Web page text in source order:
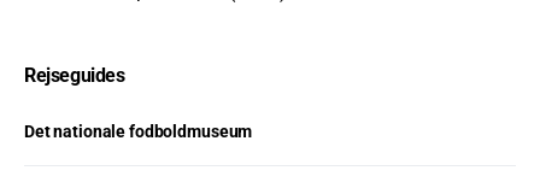
Rejseguides
Det nationale fodboldmuseum